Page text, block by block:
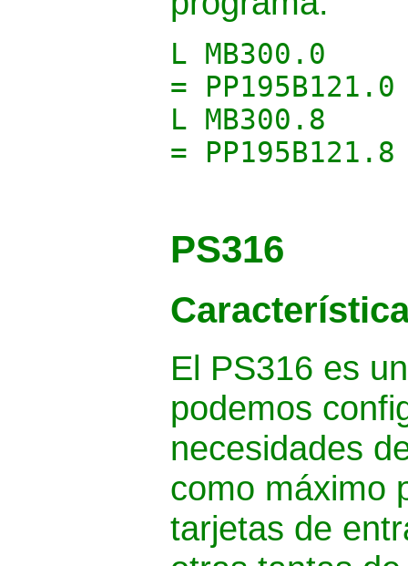
L MB300.0
= PP195B121.0
L MB300.8
= PP195B121.8
PS316
El PS316 es
podemos
necesidades
como máximo
tarjetas de